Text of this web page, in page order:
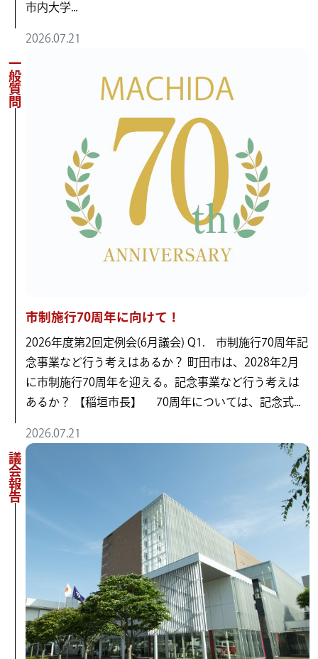
市内大学...
2026.07.21
一般質問
市制施行70周年に向けて！
2026年度第2回定例会(6月議会) Q1. 市制施行70周年記
念事業など行う考えはあるか？ 町田市は、2028年2月
に市制施行70周年を迎える。記念事業など行う考えは
あるか？ 【稲垣市長】 70周年については、記念式...
2026.07.21
議会報告